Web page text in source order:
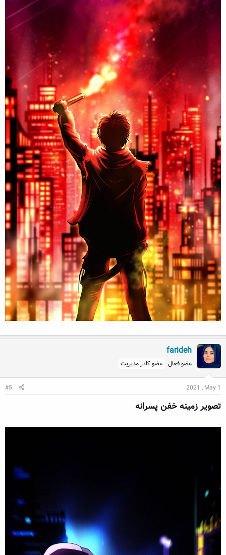
farideh
عضو فعال عضو کادر مدیریت
2021 , May 1
#5
تصویر زمینه خفن پسرانه